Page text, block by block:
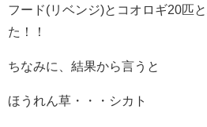
フード(リベンジ)とコオロギ20匹
た！！
ちなみに、結果から言うと
ほうれん草・・・シカト